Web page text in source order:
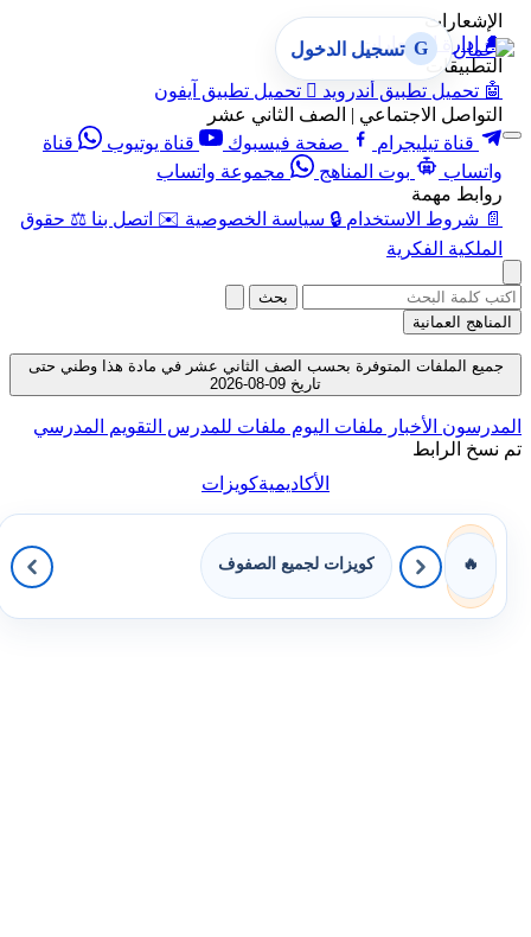
الإشعارات
🔔 إدارة الإشعارات
التطبيقات
🤖 تحميل تطبيق أندرويد  تحميل تطبيق آيفون
التواصل الاجتماعي | الصف الثاني عشر
قناة تيليجرام
صفحة فيسبوك قناة يوتيوب
قناة
واتساب
بوت المناهج
مجموعة واتساب
روابط مهمة
📄 شروط الاستخدام 🔒 سياسة الخصوصية ✉️ اتصل بنا ⚖️ حقوق
الملكية الفكرية
G تسجيل الدخول
بحث
المناهج العمانية
جميع الملفات المتوفرة بحسب الصف الثاني عشر في مادة هذا وطني حتى
تاريخ 09-08-2026
المدرسون الأخبار ملفات اليوم ملفات للمدرس التقويم المدرسي
تم نسخ الرابط
الأكاديميةكويزات
🔥 كويزات لجميع الصفوف